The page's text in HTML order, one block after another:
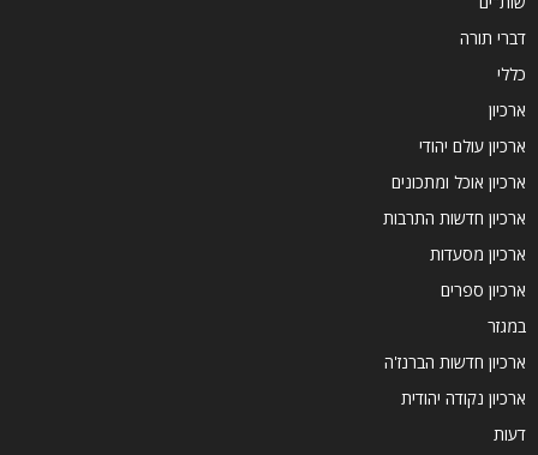
דברי תורה
כללי
ארכיון
ארכיון עולם יהודי
ארכיון אוכל ומתכונים
ארכיון חדשות התרבות
ארכיון מסעדות
ארכיון ספרים
במגזר
ארכיון חדשות הברנז'ה
ארכיון נקודה יהודית
דעות